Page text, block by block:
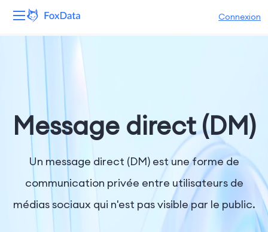
Connexion
Solutions
Ressources
Entreprise
Message direct (DM)
Un message direct (DM) est une forme de
communication privée entre utilisateurs de
médias sociaux qui n'est pas visible par le public.